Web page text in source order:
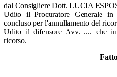
dal Consigliere Dott. LUCIA
Udito il Procuratore Generale
concluso per l'annullamento del
Udito il difensore Avv. .... che
ricorso.
Fatto